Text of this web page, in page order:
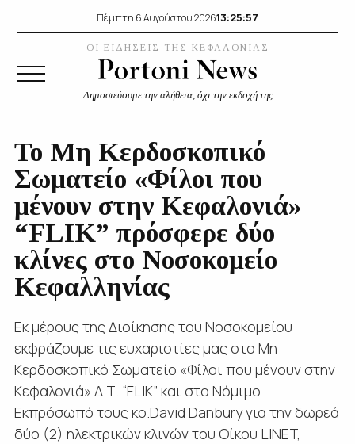
Πέμπτη 6 Αυγούστου 202613:25:58
ΟΙ ΕΙΔΗΣΕΙΣ ΤΗΣ ΚΕΦΑΛΟΝΙΑΣ
Δημοσιεύουμε την αλήθεια, όχι την εκδοχή της
Το Μη Κερδοσκοπικό
Σωματείο «Φίλοι που
μένουν στην Κεφαλονιά»
“FLIK” πρόσφερε δύο
κλίνες στο Νοσοκομείο
Κεφαλληνίας
Εκ μέρους της Διοίκησης του Νοσοκομείου
εκφράζουμε τις ευχαριστίες μας στο Μη
Κερδοσκοπικό Σωματείο «Φίλοι που μένουν στην
Κεφαλονιά» Δ.Τ. “FLIK” και στο Νόμιμο
Εκπρόσωπό τους κο.David Danbury για την δωρεά
δύο (2) ηλεκτρικών κλινών του Οίκου LINET,